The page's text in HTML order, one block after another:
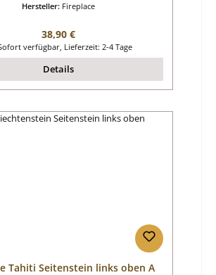
Hersteller: Fireplace
Regulärer Preis:
38,90 €
verfügbar, Lieferzeit: 2-4 Tage
Details
Tahiti Seitenstein links oben A